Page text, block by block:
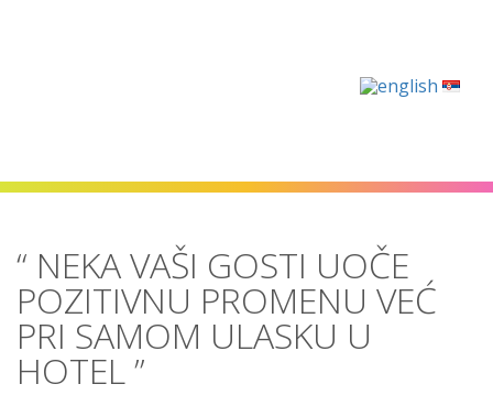
“ NEKA VAŠI GOSTI UOČE
POZITIVNU PROMENU VEĆ
PRI SAMOM ULASKU U
HOTEL ”